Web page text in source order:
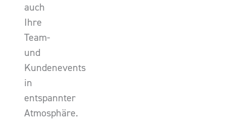
auch
Ihre
Team-
und
Kundenevents
in
entspannter
Atmosphäre.